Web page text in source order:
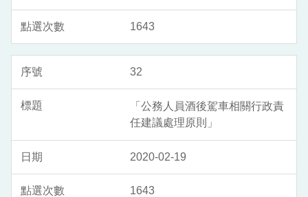
1643
32
「公務人員酒後駕車相關行政責
任建議處理原則」
2020-02-19
1643